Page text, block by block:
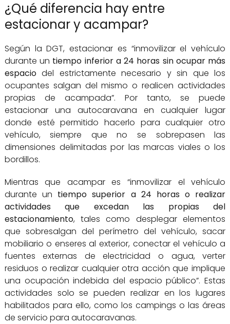
¿Qué diferencia hay entre
estacionar y acampar?
Según la DGT, estacionar es “inmovilizar el vehículo
durante un tiempo inferior a 24 horas sin ocupar más
espaciodel estrictamente necesario y sin que los
ocupantes salgan del mismo o realicen actividades
propias de acampada”. Por tanto, se puede
estacionar una autocaravana en cualquier lugar
donde esté permitido hacerlo para cualquier otro
vehículo, siempre que no se sobrepasen las
dimensiones delimitadas por las marcas viales o los
bordillos.
Mientras que acampar es “inmovilizar el vehículo
durante un tiempo superior a 24 horas o realizar
actividades que excedan las propias del
estacionamiento, tales como desplegar elementos
que sobresalgan del perímetro del vehículo, sacar
mobiliario o enseres al exterior, conectar el vehículo a
fuentes externas de electricidad o agua, verter
residuos o realizar cualquier otra acción que implique
una ocupación indebida del espacio público”. Estas
actividades solo se pueden realizar en los lugares
habilitados para ello, como los campings o las áreas
de servicio para autocaravanas.